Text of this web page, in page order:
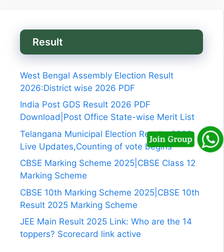
Result
West Bengal Assembly Election Result
2026:District wise 2026 PDF
India Post GDS Result 2026 PDF
Download|Post Office State-wise Merit List
Telangana Municipal Election Results 2026
Live Updates,Counting of vote begins
CBSE Marking Scheme 2025|CBSE Class 12
Marking Scheme
CBSE 10th Marking Scheme 2025|CBSE 10th
Result 2025 Marking Scheme
JEE Main Result 2025 Link: Who are the 14
toppers? Scorecard link active